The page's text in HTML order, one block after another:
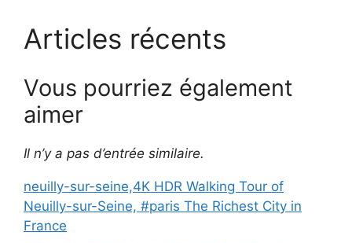
Articles récents
Vous pourriez également
aimer
Il n’y a pas d’entrée similaire.
neuilly-sur-seine,4K HDR Walking Tour of
Neuilly-sur-Seine, #paris The Richest City in
France